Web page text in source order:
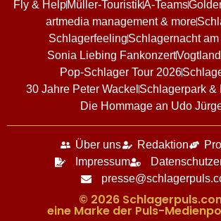
Fly & HelpMüller-TouristikA-Teams
artmedia management & more
SchlagerfeelingSchlagernacht
Sonia Liebing Fankonzert
Pop-Schlager Tour 2026
30 Jahre Peter Wackel Schlagerpark &
Die Hommage an Udo
Über uns Redaktion
Impressum
© 2026
eine Marke der Puls-